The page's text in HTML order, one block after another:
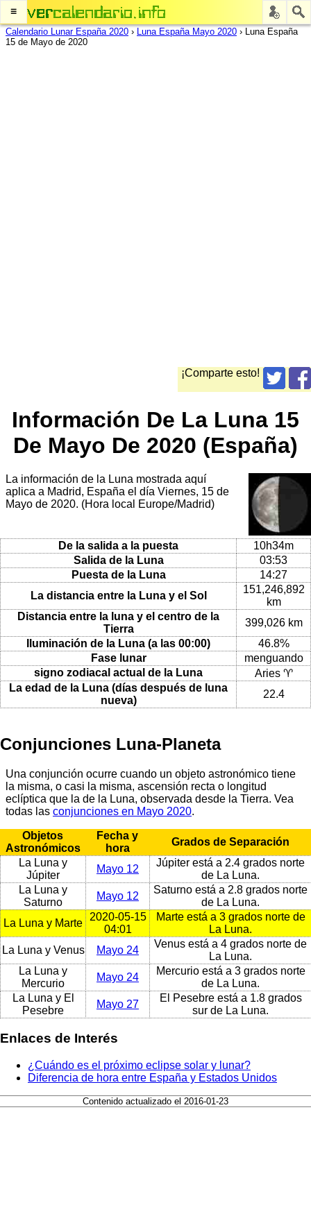
≡
Calendario Lunar España 2020 › Luna España Mayo 2020 › Luna España
15 de Mayo de 2020
¡Comparte esto!
Información De La Luna 15
De Mayo De 2020 (España)
La información de la Luna mostrada aquí
aplica a Madrid, España el día Viernes, 15 de
Mayo de 2020. (Hora local Europe/Madrid)
De la salida a la puesta
10h34m
Salida de la Luna
03:53
Puesta de la Luna
14:27
La distancia entre la Luna y el Sol
151,246,892
km
Distancia entre la luna y el centro de la
Tierra
399,026 km
Iluminación de la Luna (a las 00:00)
46.8%
Fase lunar
menguando
signo zodiacal actual de la Luna
Aries ♈
La edad de la Luna (días después de luna
nueva)
22.4
Conjunciones Luna-Planeta
Una conjunción ocurre cuando un objeto astronómico tiene
la misma, o casi la misma, ascensión recta o longitud
eclíptica que la de la Luna, observada desde la Tierra. Vea
todas las conjunciones en Mayo 2020.
Objetos
Astronómicos
Fecha y
hora
Grados de Separación
La Luna y
Júpiter
Mayo 12
Júpiter está a 2.4 grados norte
de La Luna.
La Luna y
Saturno
Mayo 12
Saturno está a 2.8 grados norte
de La Luna.
La Luna y Marte
2020-05-15
04:01
Marte está a 3 grados norte de
La Luna.
La Luna y Venus
Mayo 24
Venus está a 4 grados norte de
La Luna.
La Luna y
Mercurio
Mayo 24
Mercurio está a 3 grados norte
de La Luna.
La Luna y El
Pesebre
Mayo 27
El Pesebre está a 1.8 grados
sur de La Luna.
Enlaces de Interés
¿Cuándo es el próximo eclipse solar y lunar?
Diferencia de hora entre España y Estados Unidos
Contenido actualizado el 2016-01-23